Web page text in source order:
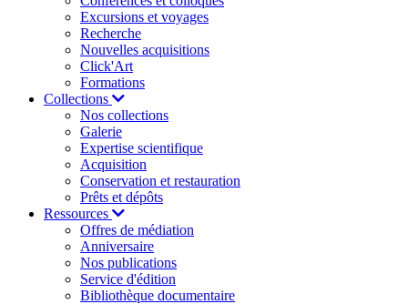
Excursions et voyages
Recherche
Nouvelles acquisitions
Click'Art
Formations
Collections
Nos collections
Galerie
Expertise scientifique
Acquisition
Conservation et restauration
Prêts et dépôts
Ressources
Offres de médiation
Anniversaire
Nos publications
Service d'édition
Bibliothèque documentaire